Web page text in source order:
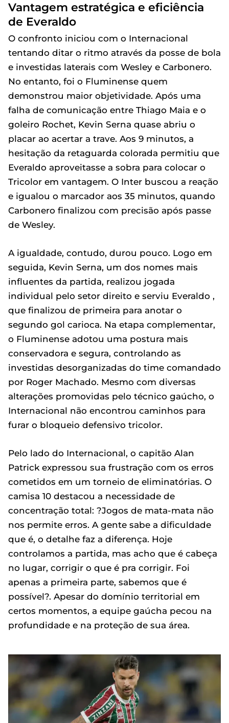
Vantagem estratégica e eficiência
de Everaldo
O confronto iniciou com o Internacional
tentando ditar o ritmo através da posse de bola
e investidas laterais com Wesley e Carbonero.
No entanto, foi o Fluminense quem
demonstrou maior objetividade. Após uma
falha de comunicação entre Thiago Maia e o
goleiro Rochet, Kevin Serna quase abriu o
placar ao acertar a trave. Aos 9 minutos, a
hesitação da retaguarda colorada permitiu que
Everaldo aproveitasse a sobra para colocar o
Tricolor em vantagem. O Inter buscou a reação
e igualou o marcador aos 35 minutos, quando
Carbonero finalizou com precisão após passe
de Wesley.
A igualdade, contudo, durou pouco. Logo em
seguida, Kevin Serna, um dos nomes mais
influentes da partida, realizou jogada
individual pelo setor direito e serviu Everaldo ,
que finalizou de primeira para anotar o
segundo gol carioca. Na etapa complementar,
o Fluminense adotou uma postura mais
conservadora e segura, controlando as
investidas desorganizadas do time comandado
por Roger Machado. Mesmo com diversas
alterações promovidas pelo técnico gaúcho, o
Internacional não encontrou caminhos para
furar o bloqueio defensivo tricolor.
Pelo lado do Internacional, o capitão Alan
Patrick expressou sua frustração com os erros
cometidos em um torneio de eliminatórias. O
camisa 10 destacou a necessidade de
concentração total: ?Jogos de mata-mata não
nos permite erros. A gente sabe a dificuldade
que é, o detalhe faz a diferença. Hoje
controlamos a partida, mas acho que é cabeça
no lugar, corrigir o que é pra corrigir. Foi
apenas a primeira parte, sabemos que é
possível?. Apesar do domínio territorial em
certos momentos, a equipe gaúcha pecou na
profundidade e na proteção de sua área.